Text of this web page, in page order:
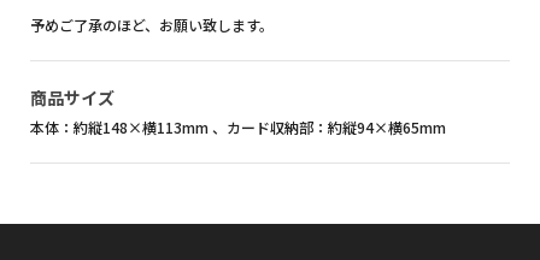
予めご了承のほど、お願い致します。
商品サイズ
本体：約縦148×横113mm 、カード収納部：約縦94×横65mm